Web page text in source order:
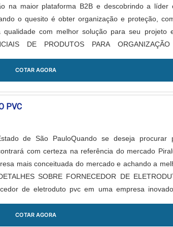
na maior plataforma B2B e descobrindo a líder
o quesito é obter organização e proteção,
qualidade com melhor solução para seu projeto
DE PRODUTOS PARA ORGANIZAÇÃO
e fabricação própria para os organizadores de
tudo pensando em organização e proteção
para organização e proteção, é
e serviços com ótima qualidade e
o comprometimento da empresa com
outros itens, sendo assim, existem mais
COTAR AGORA
PVC
de São PauloQuando se deseja procurar
com certeza na referência do mercado
mais conceituada do mercado e achando a
SOBRE FORNECEDOR DE
de eletroduto pvc em uma empresa
da venda à entrega final, com foco total
COTAR AGORA